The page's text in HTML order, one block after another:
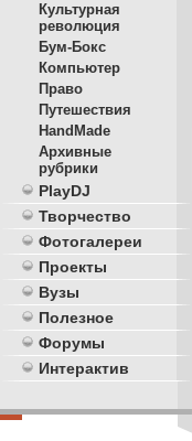
Культурная
революция
Бум-Бокс
Компьютер
Право
Путешествия
HandMade
Архивные
рубрики
PlayDJ
Творчество
Фотогалереи
Проекты
Вузы
Полезное
Форумы
Интерактив